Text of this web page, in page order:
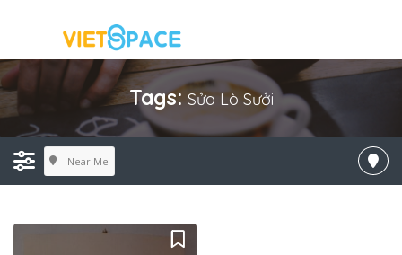
Tags:Sửa Lò Sưởi
Near Me